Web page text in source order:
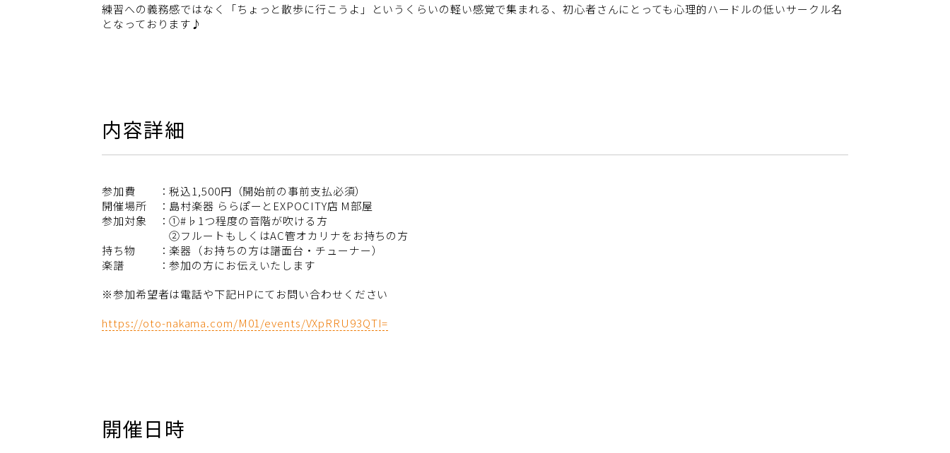
練習への義務感ではなく「ちょっと散歩に行こうよ」というくらいの軽い感覚で集まれる、初心者さんにとっても心理的ハードルの低いサークル名
となっております♪
内容詳細
参加費 ：税込1,500円（開始前の事前支払必須）
開催場所 ：島村楽器 ららぽーとEXPOCITY店 M部屋
参加対象 ：①#♭1つ程度の音階が吹ける方
②フルートもしくはAC管オカリナをお持ちの方
持ち物 ：楽器（お持ちの方は譜面台・チューナー）
楽譜 ：参加の方にお伝えいたします
※参加希望者は電話や下記HPにてお問い合わせください
https://oto-nakama.com/M01/events/VXpRRU93QTI=
開催日時